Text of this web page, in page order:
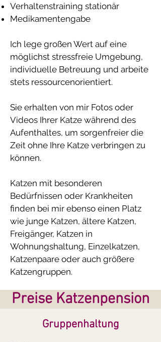
Verhaltenstraining stationär
Medikamentengabe
Ich lege großen Wert auf eine
möglichst stressfreie Umgebung,
individuelle Betreuung und arbeite
stets ressourcenorientiert.
Sie erhalten von mir Fotos oder
Videos Ihrer Katze während des
Aufenthaltes, um sorgenfreier die
Zeit ohne Ihre Katze verbringen zu
können.
Katzen mit besonderen
Bedürfnissen oder Krankheiten
finden bei mir ebenso einen Platz
wie junge Katzen, ältere Katzen,
Freigänger, Katzen in
Wohnungshaltung, Einzelkatzen,
Katzenpaare oder auch größere
Katzengruppen.
Preise Katzenpension
Gruppenhaltung